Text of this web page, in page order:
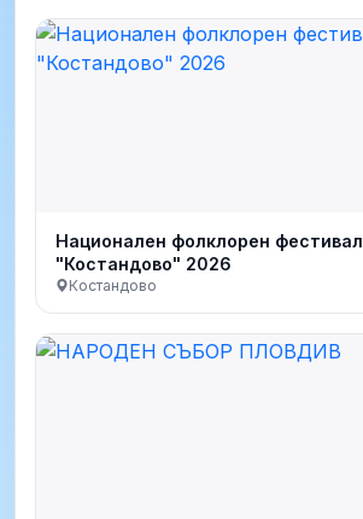
Национален фолклорен фестивал
"Костандово" 2026
Костандово